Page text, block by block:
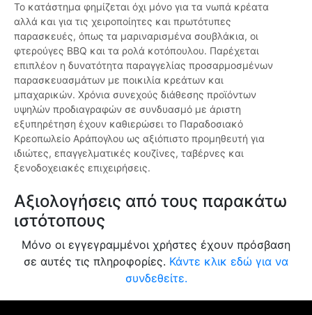
Το κατάστημα φημίζεται όχι μόνο για τα νωπά κρέατα
αλλά και για τις χειροποίητες και πρωτότυπες
παρασκευές, όπως τα μαριναρισμένα σουβλάκια, οι
φτερούγες BBQ και τα ρολά κοτόπουλου. Παρέχεται
επιπλέον η δυνατότητα παραγγελίας προσαρμοσμένων
παρασκευασμάτων με ποικιλία κρεάτων και
μπαχαρικών. Χρόνια συνεχούς διάθεσης προϊόντων
υψηλών προδιαγραφών σε συνδυασμό με άριστη
εξυπηρέτηση έχουν καθιερώσει το Παραδοσιακό
Κρεοπωλείο Αράπογλου ως αξιόπιστο προμηθευτή για
ιδιώτες, επαγγελματικές κουζίνες, ταβέρνες και
ξενοδοχειακές επιχειρήσεις.
Αξιολογήσεις από τους παρακάτω
ιστότοπους
Μόνο οι εγγεγραμμένοι χρήστες έχουν πρόσβαση
σε αυτές τις πληροφορίες. Κάντε κλικ εδώ για να
συνδεθείτε.